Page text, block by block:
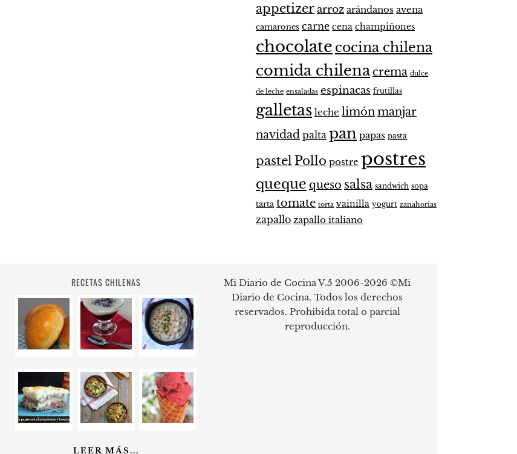
appetizerarroz arándanos avena
camarones carne cena champiñones
chocolate cocina chilena
comida chilenacrema dulce
de leche ensaladas espinacas frutillas
galletas leche limónmanjar
navidad palta pan papas pasta
pastel Pollo postre postres
queque queso salsa sandwich sopa
tarta tomate torta vainilla yogurt zanahorias
zapallo zapallo italiano
RECETAS CHILENAS
LEER MÁS...
Mi Diario de Cocina V.5 2006-2026 ©Mi
Diario de Cocina. Todos los derechos
reservados. Prohibida total o parcial
reproducción.